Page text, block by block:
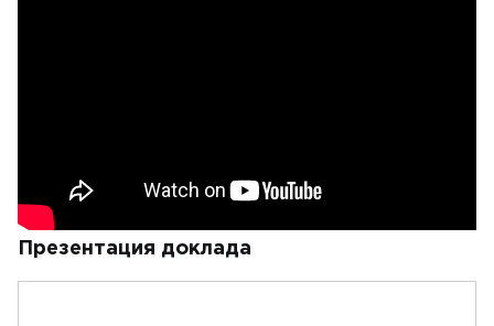
Презентация доклада